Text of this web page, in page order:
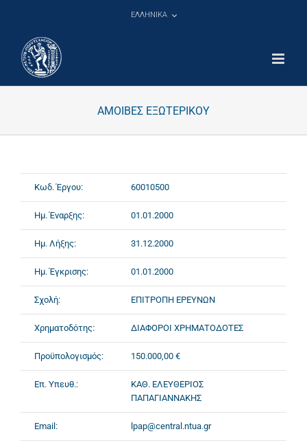
ΕΛΛΗΝΙΚΑ
ΑΜΟΙΒΕΣ ΕΞΩΤΕΡΙΚΟΥ
Κωδ. Έργου: 60010500
Ημ. Έναρξης: 01.01.2000
Ημ. Λήξης: 31.12.2000
Ημ. Έγκρισης: 01.01.2000
Σχολή: ΕΠΙΤΡΟΠΗ ΕΡΕΥΝΩΝ
Χρηματοδότης: ΔΙΑΦΟΡΟΙ ΧΡΗΜΑΤΟΔΟΤΕΣ
Προϋπολογισμός: 150.000,00 €
Επ. Υπευθ.:
ΚΑΘ. ΕΛΕΥΘΕΡΙΟΣ
ΠΑΠΑΓΙΑΝΝΑΚΗΣ
Email: lpap@central.ntua.gr